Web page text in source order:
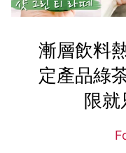
漸層飲料
定產品綠
限就